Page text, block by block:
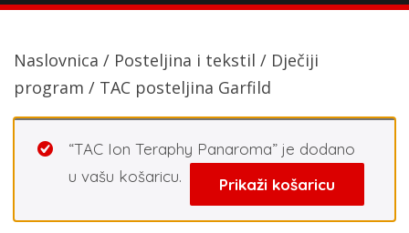
Naslovnica / Posteljina i tekstil / Dječiji
program / TAC posteljina Garfild
“TAC Ion Teraphy Panaroma” je dodano
u vašu košaricu.
Prikaži košaricu